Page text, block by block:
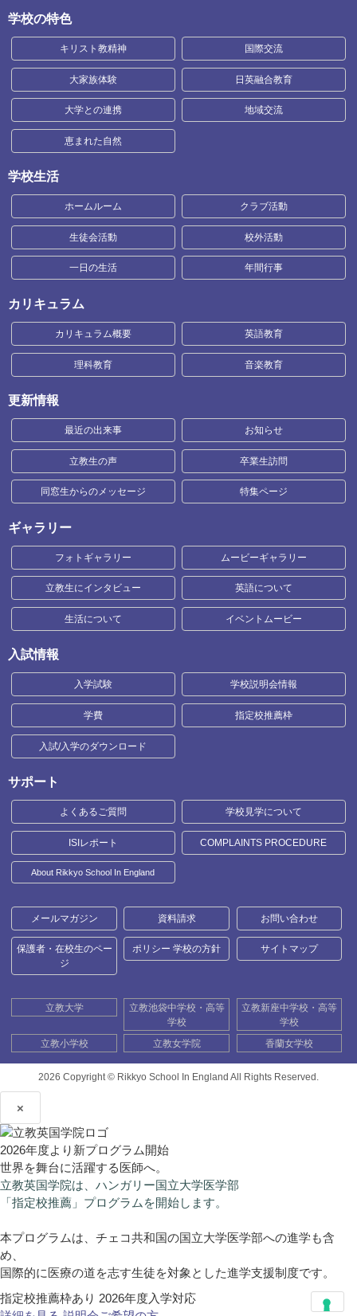
学校の特色
キリスト教精神 国際交流
大家族体験 日英融合教育
大学との連携 地域交流
恵まれた自然
学校生活
ホームルーム クラブ活動
生徒会活動 校外活動
一日の生活 年間行事
カリキュラム
カリキュラム概要 英語教育
理科教育 音楽教育
更新情報
最近の出来事 お知らせ
立教生の声 卒業生訪問
同窓生からのメッセージ 特集ページ
ギャラリー
フォトギャラリー ムービーギャラリー
立教生にインタビュー 英語について
生活について イベントムービー
入試情報
入学試験 学校説明会情報
学費 指定校推薦枠
入試/入学のダウンロード
サポート
よくあるご質問 学校見学について
ISIレポート COMPLAINTS PROCEDURE
About Rikkyo School In England
メールマガジン 資料請求 お問い合わせ
保護者・在校生のペー
ジ
ポリシー 学校の方針 サイトマップ
立教大学
立教池袋中学校・高等
学校
立教新座中学校・高等
学校
立教小学校
立教女学院 香蘭女学校
2026 Copyright © Rikkyo School In England All Rights Reserved.
×
2026年度より新プログラム開始
世界を舞台に活躍する医師へ。
立教英国学院は、ハンガリー国立大学医学部
「指定校推薦」プログラムを開始します。
本プログラムは、チェコ共和国の国立大学医学部への進学も含
め、
国際的に医療の道を志す生徒を対象とした進学支援制度です。
指定校推薦枠あり 2026年度入学対応